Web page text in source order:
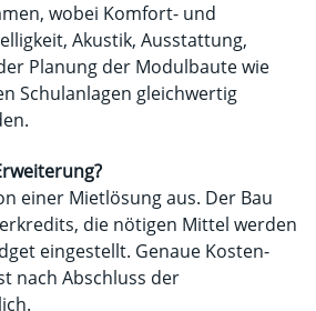
wobei Komfort- und
Akustik, Ausstattung,
Planung der Modulbaute wie
Schulanlagen gleich­wertig
einer Mietlösung aus. Der Bau
die nötigen Mittel werden
eingestellt. Genaue Kosten­
nach Abschluss der